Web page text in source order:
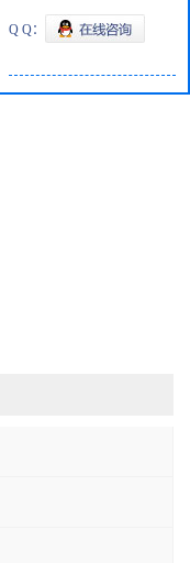
Q Q：